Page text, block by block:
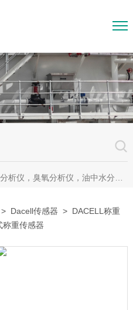
氧分析仪，油中水分析仪，超声波测漏仪。
> Dacell传感器 > DACELL称重
重传感器